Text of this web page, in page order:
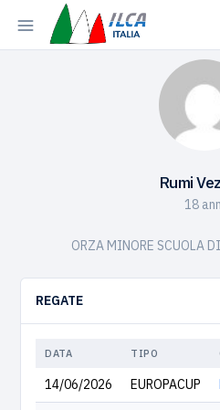
Rumi
18
ORZA MINORE SCUOLA
REGATE
DATA TIPO
14/06/2026 EUROPACUP